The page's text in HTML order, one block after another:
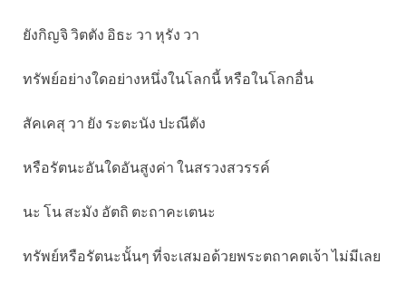
ยังกิญจิ วิตตัง อิธะ วา หุรัง วา
ทรัพย์อย่างใดอย่างหนึ่งในโลกนี้ หรือในโลกอื่น
สัคเคสุ วา ยัง ระตะนัง ปะณีตัง
หรือรัตนะอันใดอันสูงค่า ในสรวงสวรรค์
นะ โน สะมัง อัตถิ ตะถาคะเตนะ
ทรัพย์หรือรัตนะนั้นๆ ที่จะเสมอด้วยพระตถาคตเจ้า ไม่มีเลย